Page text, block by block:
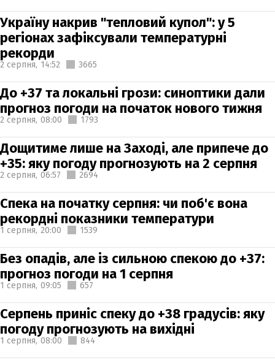
Україну накрив "тепловий купол": у 5
регіонах зафіксували температурні
рекорди
2 серпня, 14:52 3665
До +37 та локальні грози: синоптики дали
прогноз погоди на початок нового тижня
2 серпня, 08:00 1793
Дощитиме лише на Заході, але припече до
+35: яку погоду прогнозують на 2 серпня
2 серпня, 06:57 2694
Спека на початку серпня: чи поб'є вона
рекордні показники температури
1 серпня, 20:00 1539
Без опадів, але із сильною спекою до +37:
прогноз погоди на 1 серпня
1 серпня, 09:05 657
Серпень приніс спеку до +38 градусів: яку
погоду прогнозують на вихідні
1 серпня, 08:00 844